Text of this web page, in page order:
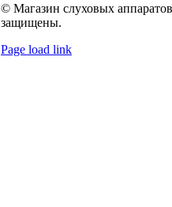
© Магазин слуховых
защищены.
Page load link